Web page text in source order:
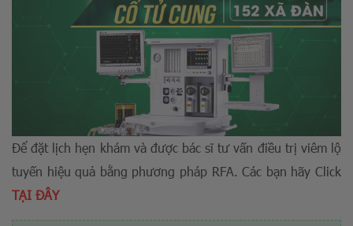
Để đặt lịch hẹn khám và được bác sĩ tư vấn điều trị viêm lộ
tuyến hiệu quả bằng phương pháp RFA. Các bạn hãy Click
TẠI ĐÂY